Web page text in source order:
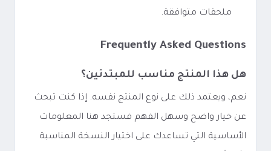
ملحقات متوافقة.
Frequently Asked Questions
هل هذا المنتج مناسب للمبتدئين؟
نعم، ويعتمد ذلك على نوع المنتج نفسه. إذا كنت تبحث
عن خيار واضح وسهل الفهم فستجد هنا المعلومات
الأساسية التي تساعدك على اختيار النسخة المناسبة